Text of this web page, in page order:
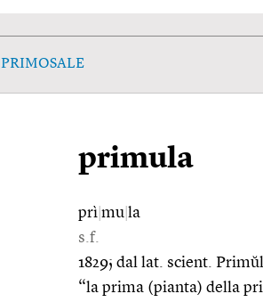
PRIMOSALE
primula
prì mu la
s.f.
1829; dal lat. scient.
“la prima (pianta) della